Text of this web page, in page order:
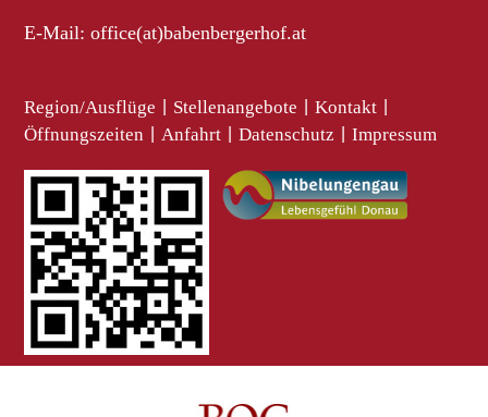
E-Mail:office(at)babenbergerhof.at
Region/Ausflüge Stellenangebote Kontakt
Öffnungszeiten Anfahrt Datenschutz Impressum